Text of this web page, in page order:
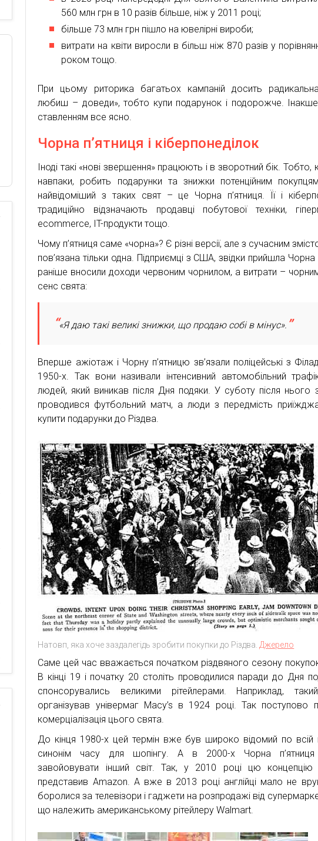
560 млн грн в 10 разів більше, ніж у 2011 році;
більше 73 млн грн пішло на ювелірні вироби;
витрати на квіти виросли в більш ніж 870 разів у
роком тощо.
При цьому риторика багатьох кампаній досить
любиш – доведи», тобто купи подарунок і подорожче.
ставленням все ясно.
Чорна п’ятниця і кіберпонеділок
Іноді такі «нові звершення» працюють і в зворотний бік. Тобто,
навпаки, робить подарунки та знижки потенційним
найвідоміший з таких свят – це Чорна п’ятниця. Її і
традиційно відзначають продавці побутової техніки,
ecommerce, IT-продукти тощо.
Чому п’ятниця саме «чорна»? Є різні версії, але з сучасним
пов’язана тільки одна. Підприємці з США, звідки прийшла Чорна
раніше вносили доходи червоним чорнилом, а витрати –
сенс свята:
«Я даю такі великі знижки, що продаю собі в мінус».
Вперше ажіотаж і Чорну п’ятницю зв’язали поліцейські з
1950-х. Так вони називали інтенсивний автомобільний
людей, який виникав після Дня подяки. У суботу після нього
проводився футбольний матч, а люди з передмість
купити подарунки до Різдва.
Натовп, яка хоче заздалегідь зробити покупки до Різдва. Джерело
Саме цей час вважається початком різдвяного сезону
В кінці 19 і початку 20 століть проводилися паради до Дня
спонсорувались великими рітейлерами. Наприклад,
організував універмаг Macy’s в 1924 році. Так поступово
комерціалізація цього свята.
До кінця 1980-х цей термін вже був широко відомий по всій
синонім часу для шопінгу. А в 2000-х Чорна п’ятниця
завойовувати інший світ. Так, у 2010 році цю концепцію
представив Amazon. А вже в 2013 році англійці мало не
боролися за телевізори і гаджети на розпродажі від
що належить американському рітейлеру Walmart.